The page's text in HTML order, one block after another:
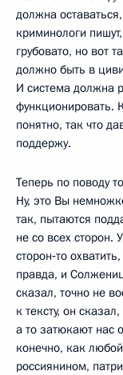
должна
криминологи
грубовато, но вот
должно быть в
И система должна
функционировать.
понятно, так что
поддержу.
Теперь по поводу
Ну, это Вы
так, пытаются
не со всех сторон.
сторон‑то
правда, и
сказал, точно не
к тексту, он
а то затюкают нас
конечно, как
россиянином,